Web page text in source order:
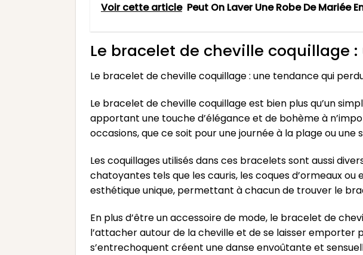
Voir cette article Peut On Laver Une Robe De Mariée
Le bracelet de cheville coquillage
Le bracelet de cheville coquillage : une tendance qui
Le bracelet de cheville coquillage est bien plus qu’un
apportant une touche d’élégance et de bohème à
occasions, que ce soit pour une journée à la plage ou une
Les coquillages utilisés dans ces bracelets sont aussi
chatoyantes tels que les cauris, les coques d’ormeaux
esthétique unique, permettant à chacun de trouver le
En plus d’être un accessoire de mode, le bracelet de
l’attacher autour de la cheville et de se laisser emporter
s’entrechoquent créent une danse envoûtante et